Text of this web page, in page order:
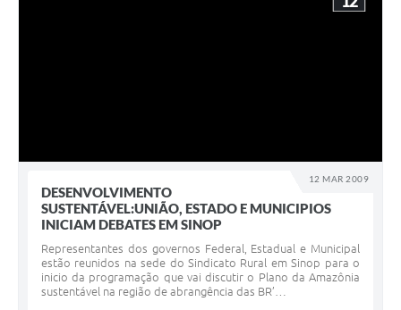
12 MAR 2009
DESENVOLVIMENTO
SUSTENTÁVEL:UNIÃO, ESTADO E MUNICIPIOS
INICIAM DEBATES EM SINOP
Representantes dos governos Federal, Estadual e Municipal
estão reunidos na sede do Sindicato Rural em Sinop para o
inicio da programação que vai discutir o Plano da Amazônia
sustentável na região de abrangência das BR’…